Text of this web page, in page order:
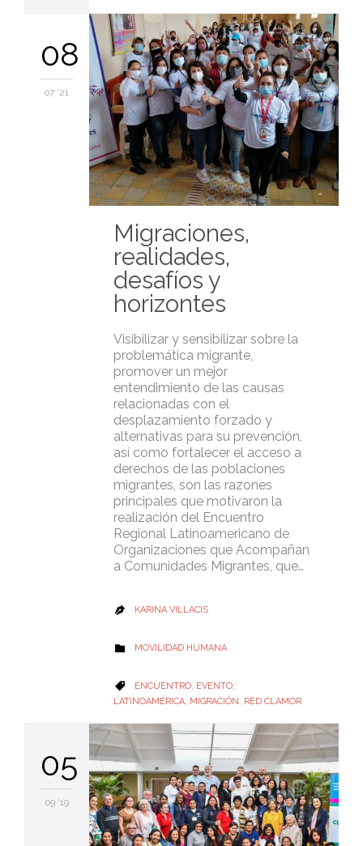
08
07 '21
Migraciones,
realidades,
desafíos y
horizontes
Visibilizar y sensibilizar sobre la
problemática migrante,
promover un mejor
entendimiento de las causas
relacionadas con el
desplazamiento forzado y
alternativas para su prevención,
así como fortalecer el acceso a
derechos de las poblaciones
migrantes, son las razones
principales que motivaron la
realización del Encuentro
Regional Latinoamericano de
Organizaciones que Acompañan
a Comunidades Migrantes, que…
 KARINA VILLACIS
 CATEGORY
MOVILIDAD HUMANA
 CATEGORY
ENCUENTRO, EVENTO,
LATINOAMÉRICA, MIGRACIÓN , RED CLAMOR
05
09 '19